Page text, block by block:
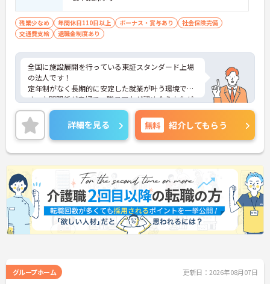
残業少なめ 年間休日110日以上 ボーナス・賞与あり
社会保険完備
交通費支給
退職金制度あり
全国に施設展開を行っている東証スタンダード上場
の法人です！
定年制がなく長期的に安定した就業が叶う環境で
す。人間関係が良好で、職員同士が認め合う文化が
根付いています。
ご興味のある方には、面接対策ポイントなど、さら
に詳細をご案内しますのでお気軽にご相談くださ
い！
詳細を見る 無料 紹介してもらう
グループホーム 更新日：2026年08月07日